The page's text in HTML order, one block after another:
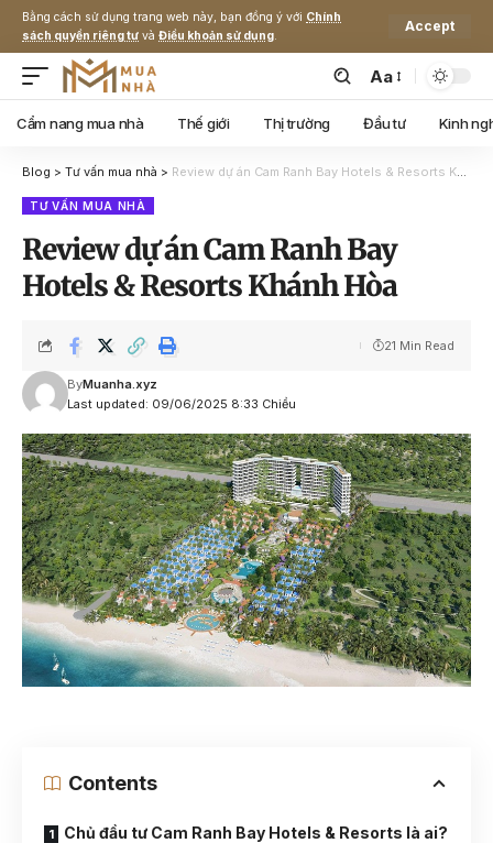
Bằng cách sử dụng trang web này, bạn đồng ý với Chính
sách quyền riêng tư và Điều khoản sử dụng.
Accept
Aa
Cẩm nang mua nhà Thế giới Thị trường Đầu tư Kinh
Blog > Tư vấn mua nhà > Review dự án Cam Ranh Bay Hotels & Resorts Khánh Hòa
TƯ VẤN MUA NHÀ
Review dự án Cam Ranh Bay
Hotels & Resorts Khánh Hòa
Last updated: 09/06/2025 8:33 Chiều
ByMuanha.xyz
21 Min Read
Contents
Chủ đầu tư Cam Ranh Bay Hotels & Resorts là ai?